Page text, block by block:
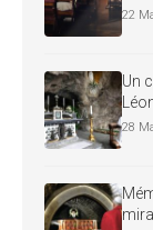
22
Un
28